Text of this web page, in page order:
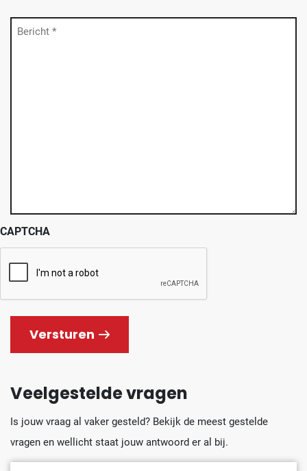
Bericht
CAPTCHA
Versturen
Veelgestelde vragen
Is jouw vraag al vaker gesteld? Bekijk de meest gestelde
vragen en wellicht staat jouw antwoord er al bij.